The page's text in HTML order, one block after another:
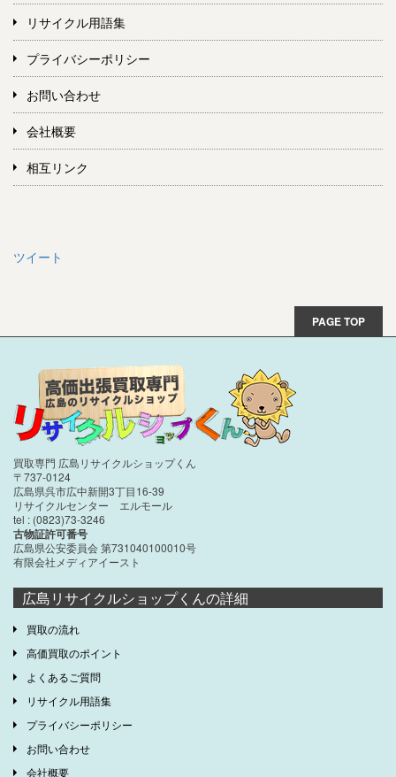
リサイクル用語集
プライバシーポリシー
お問い合わせ
会社概要
相互リンク
ツイート
PAGE TOP
買取専門 広島リサイクルショップくん
〒737-0124
広島県呉市広中新開3丁目16-39
リサイクルセンター エルモール
tel : (0823)73-3246
古物証許可番号
広島県公安委員会 第731040100010号
有限会社メディアイースト
広島リサイクルショップくんの詳細
買取の流れ
高価買取のポイント
よくあるご質問
リサイクル用語集
プライバシーポリシー
お問い合わせ
会社概要